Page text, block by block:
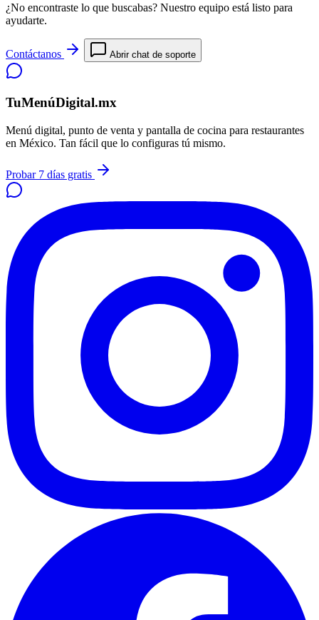
¿No encontraste lo que buscabas? Nuestro equipo está listo para
ayudarte.
Contáctanos Abrir chat de soporte
TuMenúDigital.mx
Menú digital, punto de venta y pantalla de cocina para restaurantes
en México. Tan fácil que lo configuras tú mismo.
Probar 7 días gratis